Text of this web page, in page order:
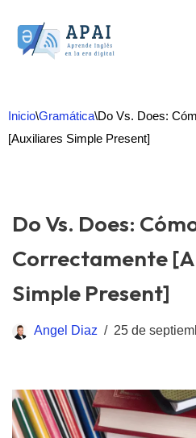
Saltar
Inicio\Gramática\Do Vs. Does:
[Auxiliares Simple Present]
Do Vs. Does:
Correctamente
Simple Present]
Angel Diaz 25 de